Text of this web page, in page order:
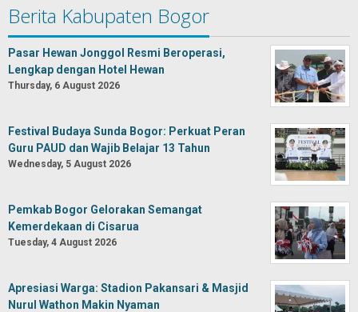
Berita Kabupaten Bogor
Pasar Hewan Jonggol Resmi Beroperasi,
Lengkap dengan Hotel Hewan
Thursday, 6 August 2026
Festival Budaya Sunda Bogor: Perkuat Peran
Guru PAUD dan Wajib Belajar 13 Tahun
Wednesday, 5 August 2026
Pemkab Bogor Gelorakan Semangat
Kemerdekaan di Cisarua
Tuesday, 4 August 2026
Apresiasi Warga: Stadion Pakansari & Masjid
Nurul Wathon Makin Nyaman